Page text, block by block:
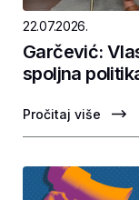
22.07.2026.
Garčević:
spoljna
Pročitaj više